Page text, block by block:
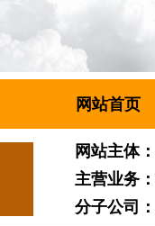
网站首页
网站主体：
主营业务：
分子公司：